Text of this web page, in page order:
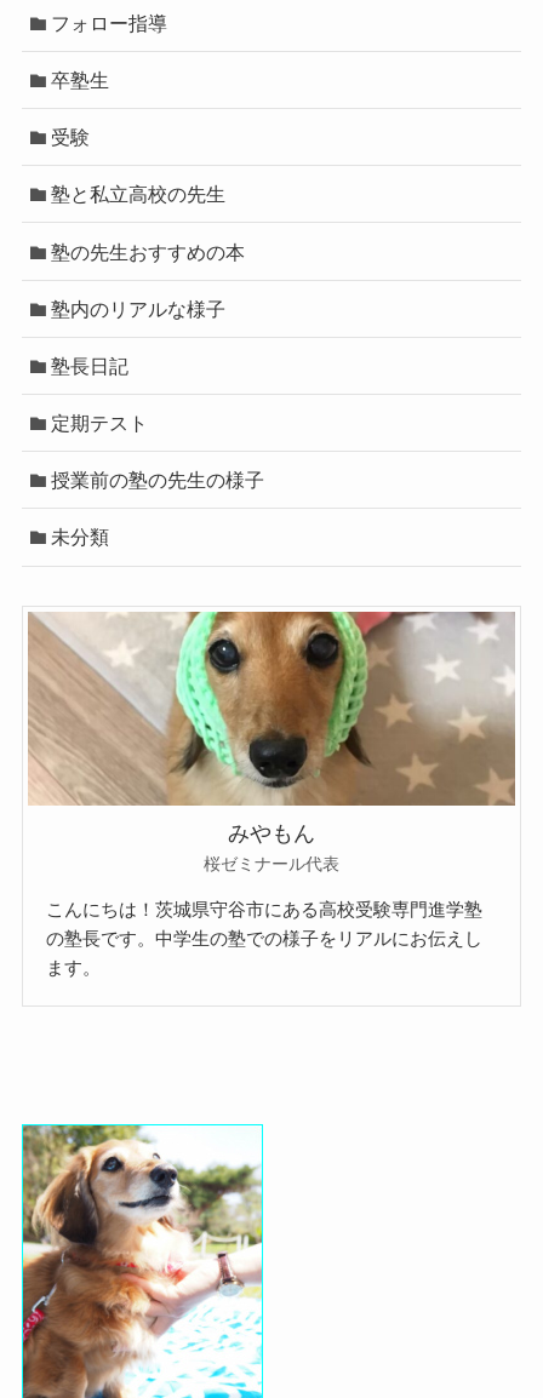
フォロー指導
卒塾生
受験
塾と私立高校の先生
塾の先生おすすめの本
塾内のリアルな様子
塾長日記
定期テスト
授業前の塾の先生の様子
未分類
みやもん
桜ゼミナール代表
こんにちは！茨城県守谷市にある高校受験専門進学塾
の塾長です。中学生の塾での様子をリアルにお伝えし
ます。